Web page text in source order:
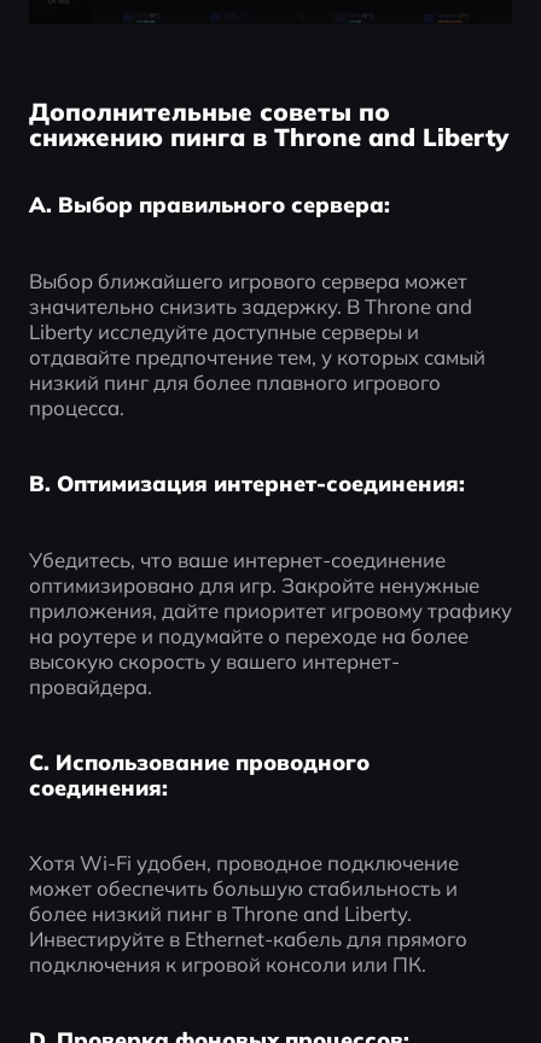
Дополнительные советы по
снижению пинга в Throne and Liberty
A. Выбор правильного сервера:
Выбор ближайшего игрового сервера может
значительно снизить задержку. В Throne and
Liberty исследуйте доступные серверы и
отдавайте предпочтение тем, у которых самый
низкий пинг для более плавного игрового
процесса.
B. Оптимизация интернет-соединения:
Убедитесь, что ваше интернет-соединение
оптимизировано для игр. Закройте ненужные
приложения, дайте приоритет игровому трафику
на роутере и подумайте о переходе на более
высокую скорость у вашего интернет-
провайдера.
C. Использование проводного
соединения:
Хотя Wi-Fi удобен, проводное подключение
может обеспечить большую стабильность и
более низкий пинг в Throne and Liberty.
Инвестируйте в Ethernet-кабель для прямого
подключения к игровой консоли или ПК.